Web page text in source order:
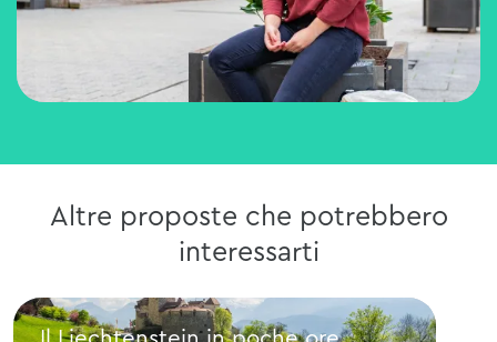
Altre proposte che potrebbero
interessarti